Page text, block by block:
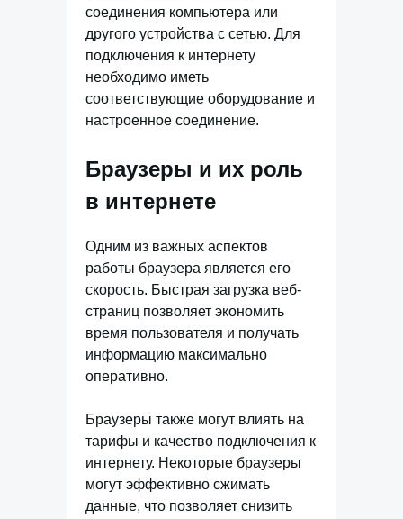
соединения компьютера или
другого устройства с сетью. Для
подключения к интернету
необходимо иметь
соответствующие оборудование и
настроенное соединение.
Браузеры и их роль
в интернете
Одним из важных аспектов
работы браузера является его
скорость. Быстрая загрузка веб-
страниц позволяет экономить
время пользователя и получать
информацию максимально
оперативно.
Браузеры также могут влиять на
тарифы и качество подключения к
интернету. Некоторые браузеры
могут эффективно сжимать
данные, что позволяет снизить